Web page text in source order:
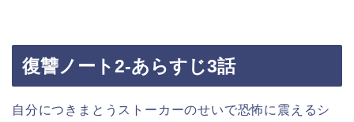
復讐ノート2-あらすじ3話
自分につきまとうストーカーのせいで恐怖に震えるシ